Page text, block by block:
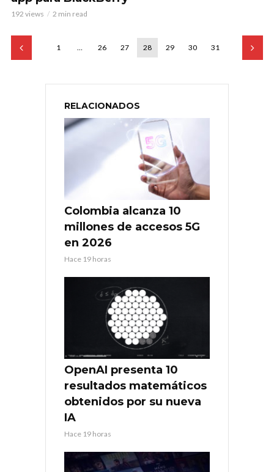
192 views 2 min read
1 … 26 27 28 29 30 31
RELACIONADOS
Colombia alcanza 10
millones de accesos 5G
en 2026
Hace 19 horas
OpenAI presenta 10
resultados matemáticos
obtenidos por su nueva
IA
Hace 19 horas